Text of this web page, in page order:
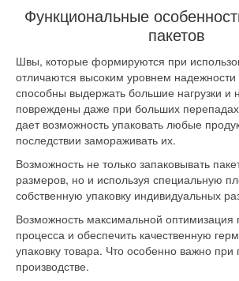
Функциональные
пакетов
Швы, которые формируются при
отличаются высоким уровнем
способны выдержать большие нагрузки и
повреждены даже при больших
дает возможность упаковать любые
последствии замораживать их.
Возможность не только запаковывать
размеров, но и используя специальную
собственную упаковку индивидуальных
Возможность максимальной оптимизация
процесса и обеспечить качественную
упаковку товара. Что особенно важно
производстве.